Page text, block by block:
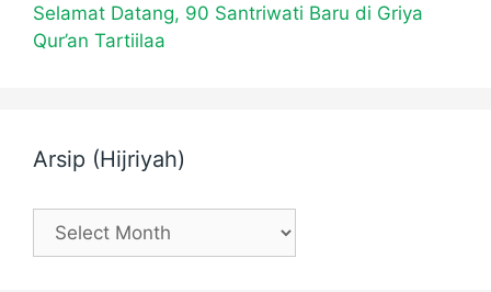
Selamat Datang, 90 Santriwati Baru di Griya
Qur’an Tartiilaa
Arsip (Hijriyah)
Arsip
(Hijriyah)